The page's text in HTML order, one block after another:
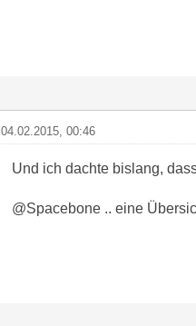
04.02.2015, 00:46
Und ich dachte bislang,
@Spacebone .. eine